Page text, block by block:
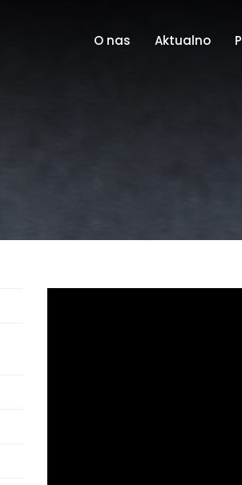
O nas Aktualno